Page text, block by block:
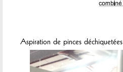
Aspiration de pinces déchiquetées